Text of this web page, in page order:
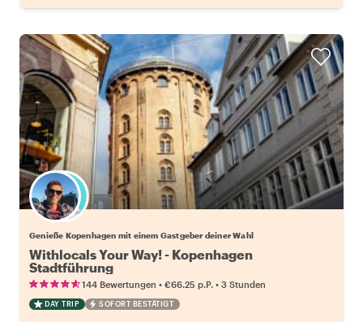
Wähle deinen Lieblingsgastgeber
Genieße Kopenhagen mit einem Gastgeber deiner Wahl
Withlocals Your Way! - Kopenhagen
Stadtführung
144 Bewertungen • €66.25 p.P. • 3 Stunden
DAY TRIP SOFORT BESTÄTIGT